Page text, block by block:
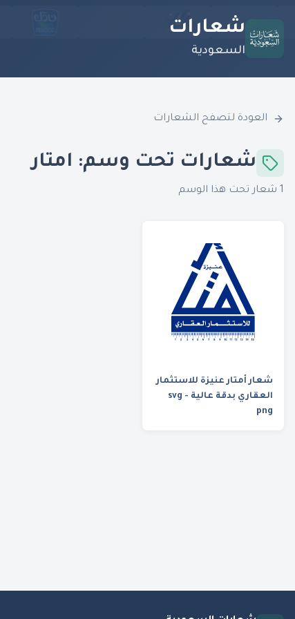
شعارات
السعودية
العودة لتصفح الشعارات
شعارات تحت وسم: امتار
1 شعار تحت هذا الوسم
شعار أمتار عنيزة للاستثمار
العقاري بدقة عالية svg -
png